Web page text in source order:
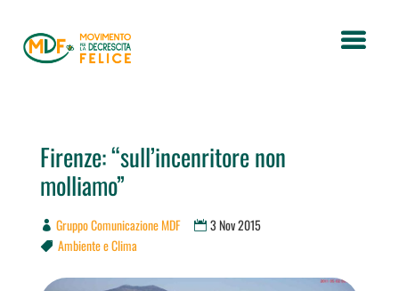
Firenze: “sull’incenritore non
molliamo”
Gruppo Comunicazione MDF 3 Nov 2015
 Ambiente e Clima